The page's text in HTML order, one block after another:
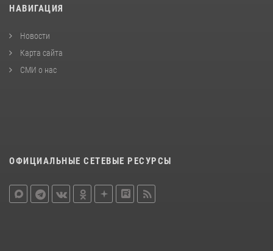
НАВИГАЦИЯ
Новости
Карта сайта
СМИ о нас
ОФИЦИАЛЬНЫЕ СЕТЕВЫЕ РЕСУРСЫ